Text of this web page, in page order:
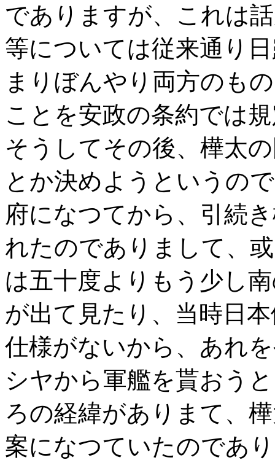
でありますが、これは
等については従来通り
まりぼんやり両方のも
ことを安政の条約では
そうしてその後、樺太
とか決めようというの
府になつてから、引続
れたのでありまして、
は五十度よりもう少し
が出て見たり、当時日
仕様がないから、あれ
シヤから軍艦を貰おう
ろの経緯がありまて、
案になつていたのであ